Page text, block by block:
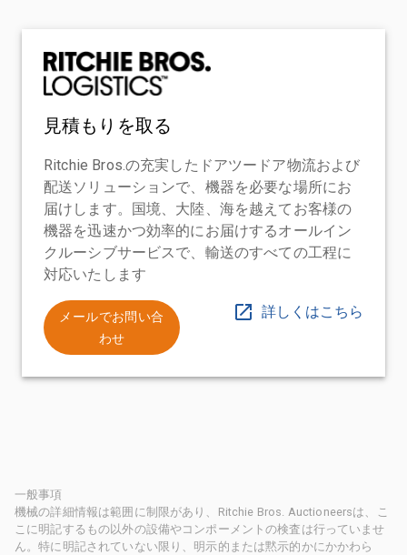
見積もりを取る
Ritchie Bros.の充実したドアツードア物流および
配送ソリューションで、機器を必要な場所にお
届けします。国境、大陸、海を越えてお客様の
機器を迅速かつ効率的にお届けするオールイン
クルーシブサービスで、輸送のすべての工程に
対応いたします
メールでお問い合
わせ
詳しくはこちら
一般事項
機械の詳細情報は範囲に制限があり、Ritchie Bros. Auctioneersは、こ
こに明記するもの以外の設備やコンポーメントの検査は行っていませ
ん。特に明記されていない限り、明示的または黙示的かにかかわら